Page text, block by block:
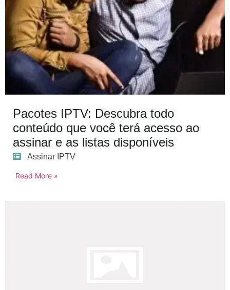
Pacotes IPTV: Descubra todo
conteúdo que você terá acesso ao
assinar e as listas disponíveis
Assinar IPTV
Read More »